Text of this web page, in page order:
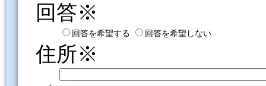
回答※
回答を希望する 回答を希望しない
住所※